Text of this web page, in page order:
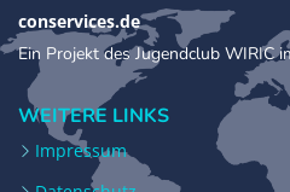
conservices.de
Ein Projekt des Jugendclub WIRIC
WEITERE LINKS
Impressum